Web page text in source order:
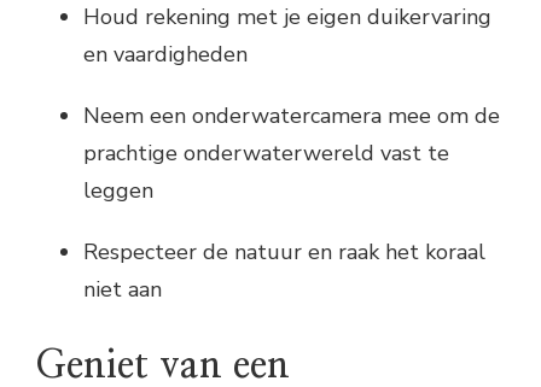
Houd rekening met je eigen duikervaring
en vaardigheden
Neem een onderwatercamera mee om de
prachtige onderwaterwereld vast te
leggen
Respecteer de natuur en raak het koraal
niet aan
Geniet van een